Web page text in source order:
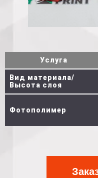
Услуга
Вид материала/
Высота слоя
Фотополимер